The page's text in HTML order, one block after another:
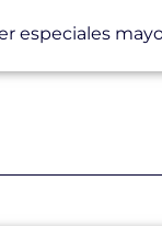
especiales